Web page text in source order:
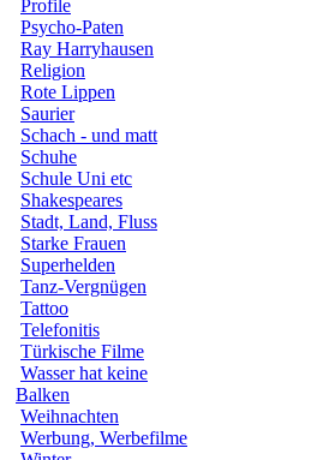
Profile
Psycho-Paten
Ray Harryhausen
Religion
Rote Lippen
Saurier
Schach - und matt
Schuhe
Schule Uni etc
Shakespeares
Stadt, Land, Fluss
Starke Frauen
Superhelden
Tanz-Vergnügen
Tattoo
Telefonitis
Türkische Filme
Wasser hat keine
Balken
Weihnachten
Werbung, Werbefilme